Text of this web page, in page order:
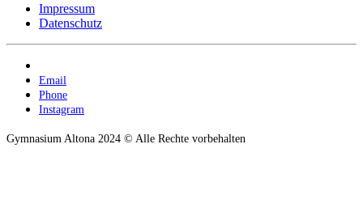
Impressum
Datenschutz
Email
Phone
Instagram
Gymnasium Altona 2024 © Alle Rechte vorbehalten